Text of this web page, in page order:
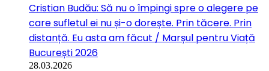
Cristian Budău: Să nu o împingi spre o alegere pe
care sufletul ei nu și-o dorește. Prin tăcere. Prin
distanță. Eu asta am făcut / Marșul pentru Viață
București 2026
28.03.2026